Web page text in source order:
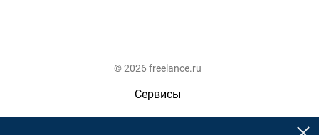
© 2026 freelance.ru
Сервисы
Помощь